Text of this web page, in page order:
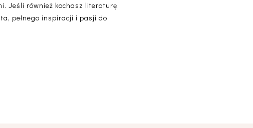
Jeśli również kochasz literaturę,
pełnego inspiracji i pasji do